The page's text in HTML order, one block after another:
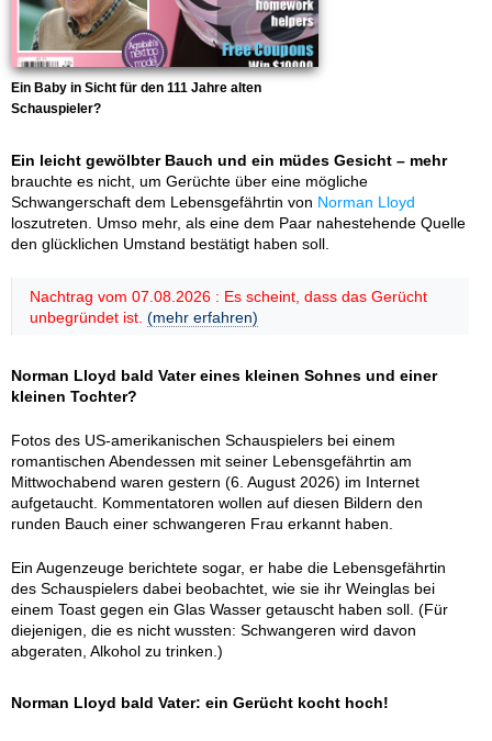
Ein Baby in Sicht für den 111 Jahre alten
Schauspieler?
Ein leicht gewölbter Bauch und ein müdes Gesicht – mehr
brauchte es nicht, um Gerüchte über eine mögliche
Schwangerschaft dem Lebensgefährtin von Norman Lloyd
loszutreten. Umso mehr, als eine dem Paar nahestehende Quelle
den glücklichen Umstand bestätigt haben soll.
Nachtrag vom 07.08.2026 : Es scheint, dass das Gerücht
unbegründet ist. (mehr erfahren)
Norman Lloyd bald Vater eines kleinen Sohnes und einer
kleinen Tochter?
Fotos des US-amerikanischen Schauspielers bei einem
romantischen Abendessen mit seiner Lebensgefährtin am
Mittwochabend waren gestern (6. August 2026) im Internet
aufgetaucht. Kommentatoren wollen auf diesen Bildern den
runden Bauch einer schwangeren Frau erkannt haben.
Ein Augenzeuge berichtete sogar, er habe die Lebensgefährtin
des Schauspielers dabei beobachtet, wie sie ihr Weinglas bei
einem Toast gegen ein Glas Wasser getauscht haben soll. (Für
diejenigen, die es nicht wussten: Schwangeren wird davon
abgeraten, Alkohol zu trinken.)
Norman Lloyd bald Vater: ein Gerücht kocht hoch!